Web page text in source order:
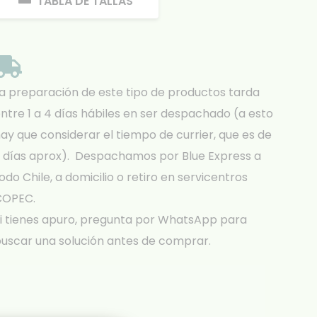
preparación de este tipo de productos tarda
1 a 4 días hábiles en ser despachado (a esto
que considerar el tiempo de currier, que es de
días aprox). Despachamos por Blue Express a
Chile, a domicilio o retiro en servicentros
tienes apuro, pregunta por WhatsApp para
una solución antes de comprar.